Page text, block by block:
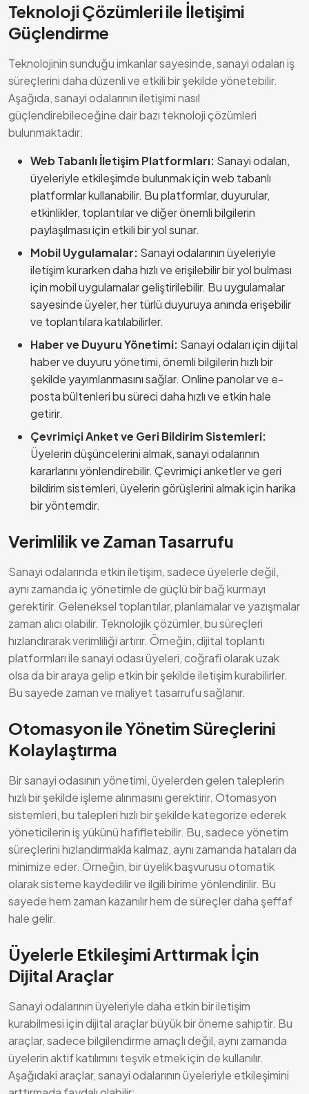
Teknoloji Çözümleri ile İletişimi
Güçlendirme
Teknolojinin sunduğu imkanlar sayesinde, sanayi odaları iş
süreçlerini daha düzenli ve etkili bir şekilde yönetebilir.
Aşağıda, sanayi odalarının iletişimi nasıl
güçlendirebileceğine dair bazı teknoloji çözümleri
bulunmaktadır:
Web Tabanlı İletişim Platformları: Sanayi odaları,
üyeleriyle etkileşimde bulunmak için web tabanlı
platformlar kullanabilir. Bu platformlar, duyurular,
etkinlikler, toplantılar ve diğer önemli bilgilerin
paylaşılması için etkili bir yol sunar.
Mobil Uygulamalar: Sanayi odalarının üyeleriyle
iletişim kurarken daha hızlı ve erişilebilir bir yol bulması
için mobil uygulamalar geliştirilebilir. Bu uygulamalar
sayesinde üyeler, her türlü duyuruya anında erişebilir
ve toplantılara katılabilirler.
Haber ve Duyuru Yönetimi: Sanayi odaları için dijital
haber ve duyuru yönetimi, önemli bilgilerin hızlı bir
şekilde yayımlanmasını sağlar. Online panolar ve e-
posta bültenleri bu süreci daha hızlı ve etkin hale
getirir.
Çevrimiçi Anket ve Geri Bildirim Sistemleri:
Üyelerin düşüncelerini almak, sanayi odalarının
kararlarını yönlendirebilir. Çevrimiçi anketler ve geri
bildirim sistemleri, üyelerin görüşlerini almak için harika
bir yöntemdir.
Verimlilik ve Zaman Tasarrufu
Sanayi odalarında etkin iletişim, sadece üyelerle değil,
aynı zamanda iç yönetimle de güçlü bir bağ kurmayı
gerektirir. Geleneksel toplantılar, planlamalar ve yazışmalar
zaman alıcı olabilir. Teknolojik çözümler, bu süreçleri
hızlandırarak verimliliği artırır. Örneğin, dijital toplantı
platformları ile sanayi odası üyeleri, coğrafi olarak uzak
olsa da bir araya gelip etkin bir şekilde iletişim kurabilirler.
Bu sayede zaman ve maliyet tasarrufu sağlanır.
Otomasyon ile Yönetim Süreçlerini
Kolaylaştırma
Bir sanayi odasının yönetimi, üyelerden gelen taleplerin
hızlı bir şekilde işleme alınmasını gerektirir. Otomasyon
sistemleri, bu talepleri hızlı bir şekilde kategorize ederek
yöneticilerin iş yükünü hafifletebilir. Bu, sadece yönetim
süreçlerini hızlandırmakla kalmaz, aynı zamanda hataları da
minimize eder. Örneğin, bir üyelik başvurusu otomatik
olarak sisteme kaydedilir ve ilgili birime yönlendirilir. Bu
sayede hem zaman kazanılır hem de süreçler daha şeffaf
hale gelir.
Üyelerle Etkileşimi Arttırmak İçin
Dijital Araçlar
Sanayi odalarının üyeleriyle daha etkin bir iletişim
kurabilmesi için dijital araçlar büyük bir öneme sahiptir. Bu
araçlar, sadece bilgilendirme amaçlı değil, aynı zamanda
üyelerin aktif katılımını teşvik etmek için de kullanılır.
Aşağıdaki araçlar, sanayi odalarının üyeleriyle etkileşimini